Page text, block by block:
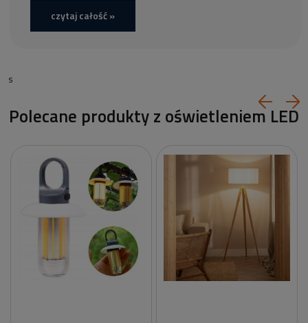
czytaj całość »
s
Polecane produkty z oświetleniem LED